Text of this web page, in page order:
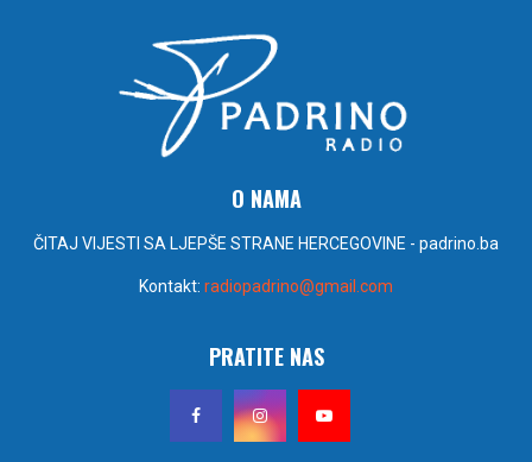
O NAMA
ČITAJ VIJESTI SA LJEPŠE STRANE HERCEGOVINE - padrino.ba
Kontakt: radiopadrino@gmail.com
PRATITE NAS